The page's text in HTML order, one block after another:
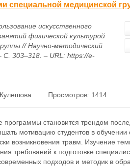
специальной медицинской
искусственного
физической культурой
// Научно-методический
303–318. – URL: https://e-
Просмотров: 1414
становится трендом
мотивацию студентов в обучении
возникновения травм. Изучение
требований к подготовке
подходов и методик в